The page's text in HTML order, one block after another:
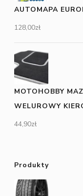
AUTOMAPA
128,00zł
MOTOHOBBY
WELUROWY
44,90zł
Produkty